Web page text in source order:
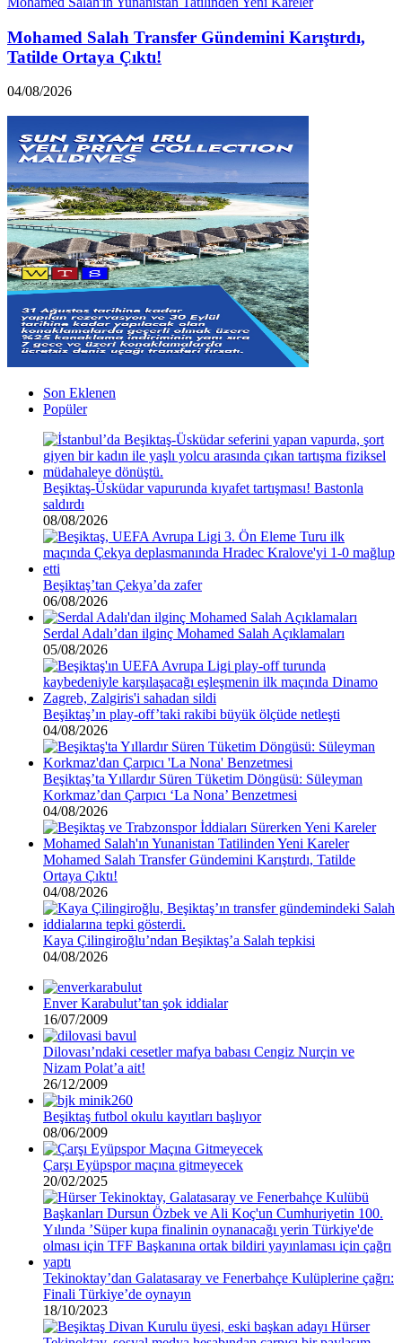
Mohamed Salah Transfer Gündemini Karıştırdı,
Tatilde Ortaya Çıktı!
04/08/2026
Son Eklenen
Popüler
Beşiktaş-Üsküdar vapurunda kıyafet tartışması! Bastonla
saldırdı
08/08/2026
Beşiktaş’tan Çekya’da zafer
06/08/2026
Serdal Adalı’dan ilginç Mohamed Salah Açıklamaları
05/08/2026
Beşiktaş’ın play-off’taki rakibi büyük ölçüde netleşti
04/08/2026
Beşiktaş’ta Yıllardır Süren Tüketim Döngüsü: Süleyman
Korkmaz’dan Çarpıcı ‘La Nona’ Benzetmesi
04/08/2026
Mohamed Salah Transfer Gündemini Karıştırdı, Tatilde
Ortaya Çıktı!
04/08/2026
Kaya Çilingiroğlu’ndan Beşiktaş’a Salah tepkisi
04/08/2026
Enver Karabulut’tan şok iddialar
16/07/2009
Dilovası’ndaki cesetler mafya babası Cengiz Nurçin ve
Nizam Polat’a ait!
26/12/2009
Beşiktaş futbol okulu kayıtları başlıyor
08/06/2009
Çarşı Eyüpspor maçına gitmeyecek
20/02/2025
Tekinoktay’dan Galatasaray ve Fenerbahçe Kulüplerine çağrı:
Finali Türkiye’de oynayın
18/10/2023